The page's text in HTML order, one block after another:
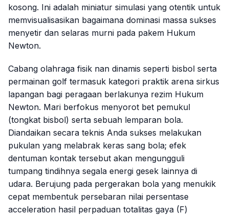
kosong. Ini adalah miniatur simulasi yang otentik untuk
memvisualisasikan bagaimana dominasi massa sukses
menyetir dan selaras murni pada pakem Hukum
Newton.
Cabang olahraga fisik nan dinamis seperti bisbol serta
permainan golf termasuk kategori praktik arena sirkus
lapangan bagi peragaan berlakunya rezim Hukum
Newton. Mari berfokus menyorot bet pemukul
(tongkat bisbol) serta sebuah lemparan bola.
Diandaikan secara teknis Anda sukses melakukan
pukulan yang melabrak keras sang bola; efek
dentuman kontak tersebut akan mengungguli
tumpang tindihnya segala energi gesek lainnya di
udara. Berujung pada pergerakan bola yang menukik
cepat membentuk persebaran nilai persentase
acceleration hasil perpaduan totalitas gaya (F)